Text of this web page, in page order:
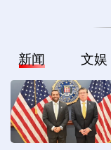
新闻 文娱